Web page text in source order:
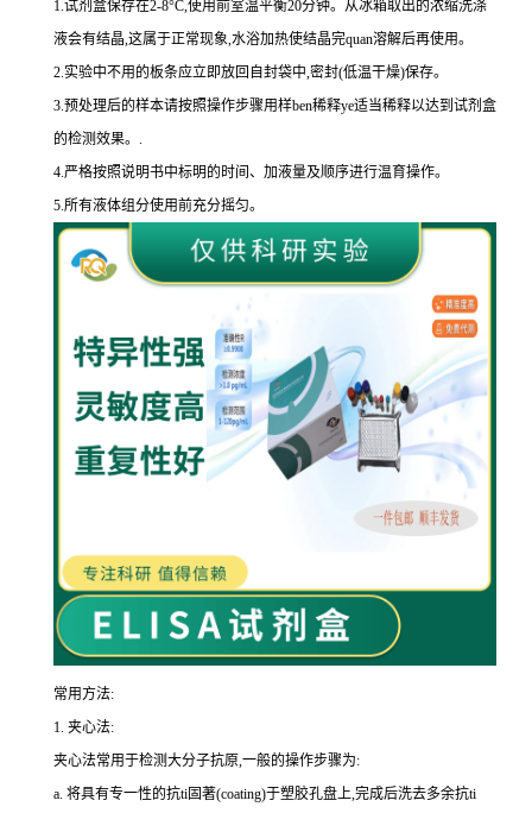
1.试剂盒保存在2-8°C,使用前室温平衡20分钟。从冰箱取出的浓缩洗涤
液会有结晶,这属于正常现象,水浴加热使结晶完quan溶解后再使用。
2.实验中不用的板条应立即放回自封袋中,密封(低温干燥)保存。
3.预处理后的样本请按照操作步骤用样ben稀释ye适当稀释以达到试剂盒
的检测效果。 .
4.严格按照说明书中标明的时间、加液量及顺序进行温育操作。
5.所有液体组分使用前充分摇匀。
常用方法:
1. 夹心法:
夹心法常用于检测大分子抗原,一般的操作步骤为:
a. 将具有专一性的抗ti固著(coating)于塑胶孔盘上,完成后洗去多余抗ti